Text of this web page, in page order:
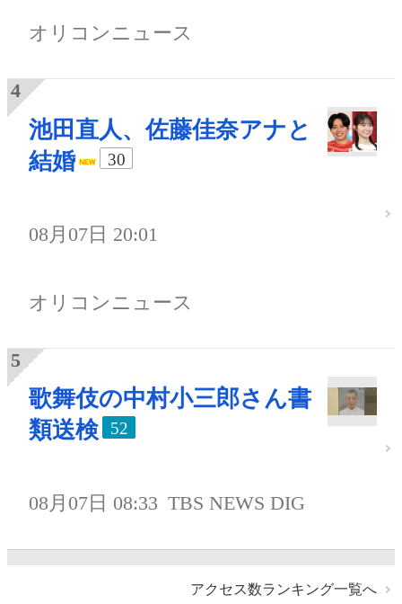
オリコンニュース
池田直人、佐藤佳奈アナと
結婚
30
08月07日 20:01
オリコンニュース
歌舞伎の中村小三郎さん書
類送検
52
08月07日 08:33 TBS NEWS DIG
アクセス数ランキング一覧へ